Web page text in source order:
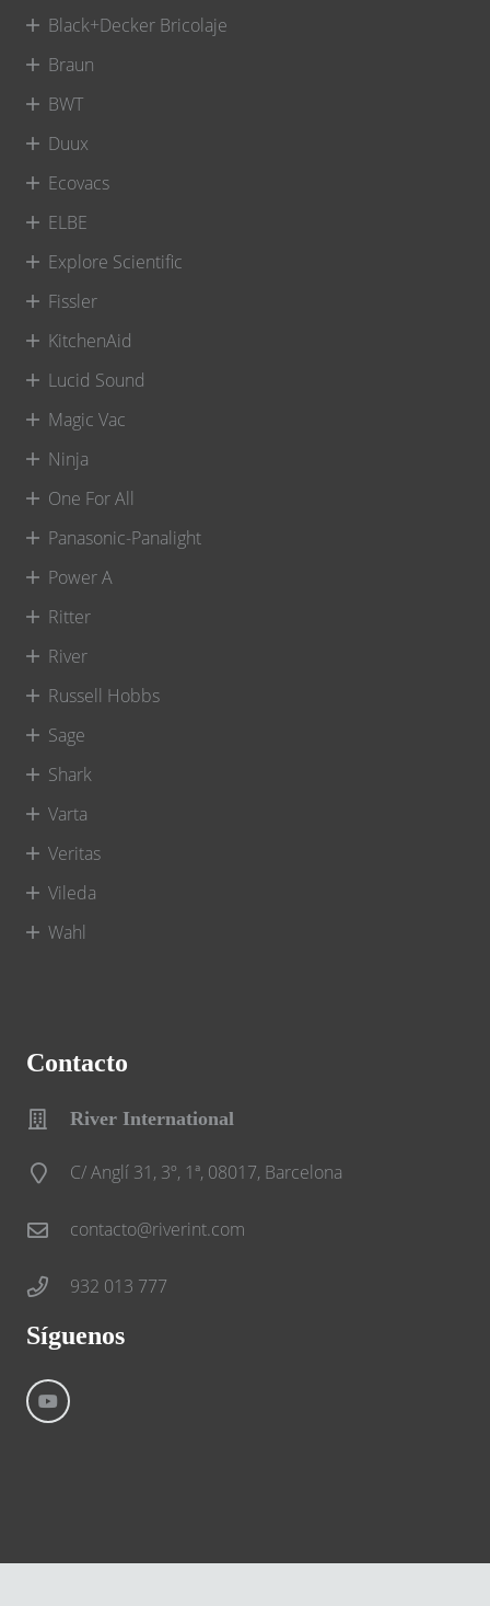
Black+Decker Bricolaje
Braun
BWT
Duux
Ecovacs
ELBE
Explore Scientific
Fissler
KitchenAid
Lucid Sound
Magic Vac
Ninja
One For All
Panasonic-Panalight
Power A
Ritter
River
Russell Hobbs
Sage
Shark
Varta
Veritas
Vileda
Wahl
Contacto
River International
C/ Anglí 31, 3º, 1ª, 08017, Barcelona
contacto@riverint.com
932 013 777
Síguenos